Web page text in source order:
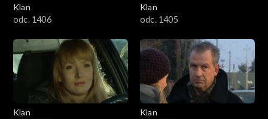
Klan
odc. 1406
Klan
odc. 1405
Klan
Klan